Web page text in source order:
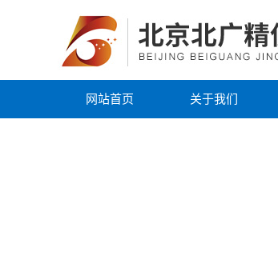
网站首页 关于我们